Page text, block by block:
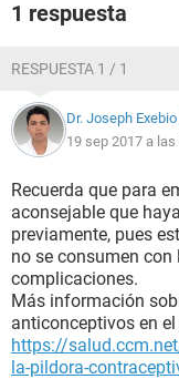
1 respuesta
RESPUESTA 1 / 1
Dr. Joseph Exebio
19 sep 2017 a las
Recuerda que para
aconsejable que
previamente, pues
no se consumen
complicaciones.
Más información
anticonceptivos en
https://
la-pildora-